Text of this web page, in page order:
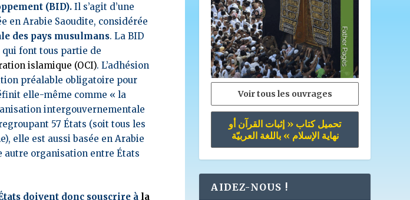
(BID). Il s’agit d’une
en Arabie Saoudite, considérée
des pays musulmans. La BID
qui font tous partie de
islamique (OCI). L’adhésion
préalable obligatoire pour
elle-même comme « la
intergouvernementale
57 États (soit tous les
elle est aussi basée en Arabie
autre organisation entre États
doivent donc souscrire à la
Voir tous les ouvrages
تحميل كتاب « إثبات القرآن أو
نهاية الإسلام » باللغة العربيّة
AIDEZ-NOUS !